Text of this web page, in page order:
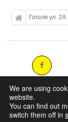
Гоголя ул.
Copyright 2014
We are using
website.
You can find out
switch them off in